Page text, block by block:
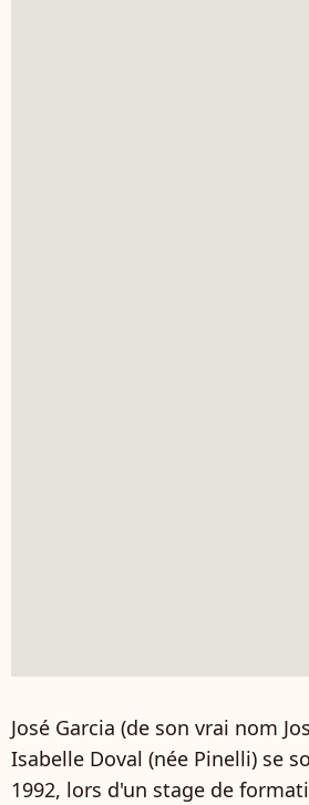
José Garcia (de son vrai nom
Isabelle Doval (née Pinelli) se
1992, lors d'un stage de